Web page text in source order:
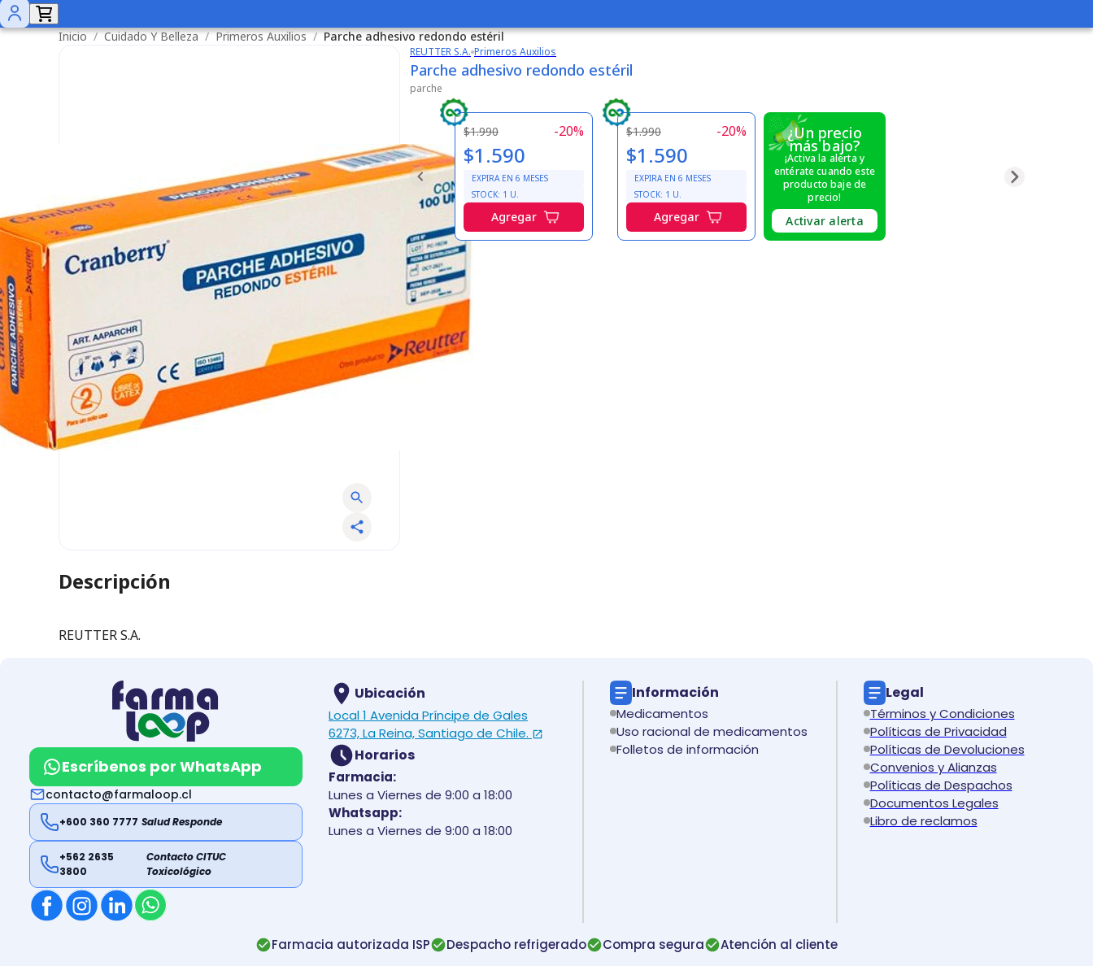
Inicio / Cuidado Y Belleza / Primeros Auxilios / Parche adhesivo redondo estéril
REUTTER S.A. Primeros Auxilios
Parche adhesivo redondo estéril
parche
$1.990 -20%
$1.590
EXPIRA EN 6 MESES
STOCK: 1 U.
Agregar
$1.990 -20%
$1.590
EXPIRA EN 6 MESES
STOCK: 1 U.
Agregar
¿Un precio
más bajo?
¡Activa la alerta y
entérate cuando este
producto baje de
precio!
Activar alerta
Descripción
REUTTER S.A.
Escríbenos por WhatsApp
contacto@farmaloop.cl
+600 360 7777 Salud Responde
+562 2635
3800
Contacto CITUC
Toxicológico
Ubicación
Local 1 Avenida Príncipe de Gales
6273, La Reina, Santiago de Chile.
Horarios
Farmacia:
Lunes a Viernes de 9:00 a 18:00
Whatsapp:
Lunes a Viernes de 9:00 a 18:00
Información
Medicamentos
Uso racional de medicamentos
Folletos de información
Legal
Términos y Condiciones
Políticas de Privacidad
Políticas de Devoluciones
Convenios y Alianzas
Políticas de Despachos
Documentos Legales
Libro de reclamos
Farmacia autorizada ISP Despacho refrigerado Compra segura Atención al cliente